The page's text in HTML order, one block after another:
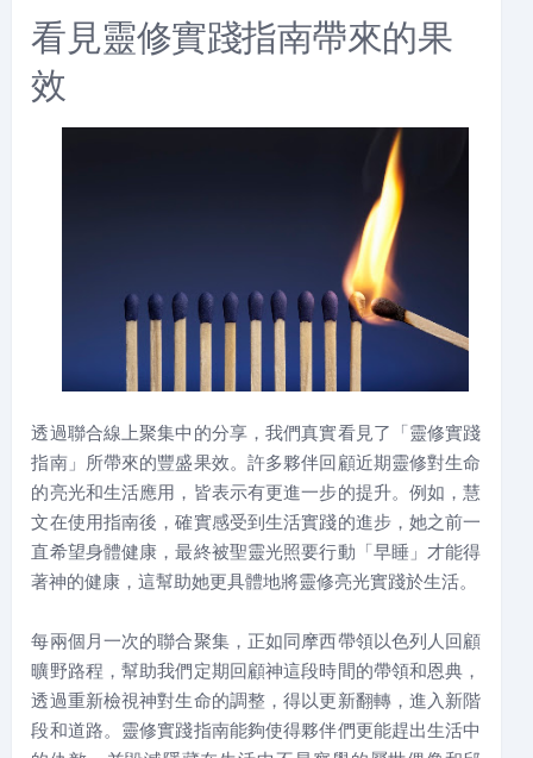
看見靈修實踐指南帶來的果
效
透過聯合線上聚集中的分享，我們真實看見了「靈修實踐
指南」所帶來的豐盛果效。許多夥伴回顧近期靈修對生命
的亮光和生活應用，皆表示有更進一步的提升。例如，慧
文在使用指南後，確實感受到生活實踐的進步，她之前一
直希望身體健康，最終被聖靈光照要行動「早睡」才能得
著神的健康，這幫助她更具體地將靈修亮光實踐於生活。
每兩個月一次的聯合聚集，正如同摩西帶領以色列人回顧
曠野路程，幫助我們定期回顧神這段時間的帶領和恩典，
透過重新檢視神對生命的調整，得以更新翻轉，進入新階
段和道路。靈修實踐指南能夠使得夥伴們更能趕出生活中